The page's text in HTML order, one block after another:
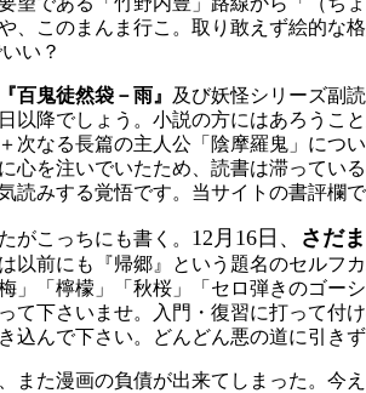
このまんま行こ。取り敢えず絵的な
い？
百鬼徒然袋－雨』 及び妖怪シリーズ副
以降でしょう。小説の方にはあろうこ
次なる長篇の主人公「陰摩羅鬼」につ
心を注いでいたため、読書は滞ってい
読みする覚悟です。当サイトの書評欄
がこっちにも書く。 12月16日、 さだ
以前にも『帰郷』という題名のセルフ
」「檸檬」「秋桜」「セロ弾きのゴー
て下さいませ。入門・復習に打って付
込んで下さい。どんどん悪の道に引き
また漫画の負債が出来てしまった。今